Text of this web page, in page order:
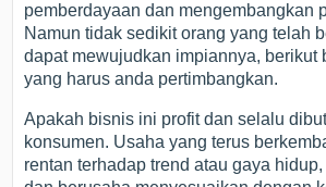
pemberdayaan dan mengembangkan
Namun tidak sedikit orang yang telah
dapat mewujudkan impiannya, berikut
yang harus anda pertimbangkan.
Apakah bisnis ini profit dan selalu
konsumen. Usaha yang terus
rentan terhadap trend atau gaya